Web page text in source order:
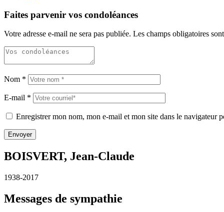
Faites parvenir vos condoléances
Votre adresse e-mail ne sera pas publiée. Les champs obligatoires
Nom *
E-mail *
Enregistrer mon nom, mon e-mail et mon site dans le navigateur
BOISVERT, Jean-Claude
1938-2017
Messages de sympathie